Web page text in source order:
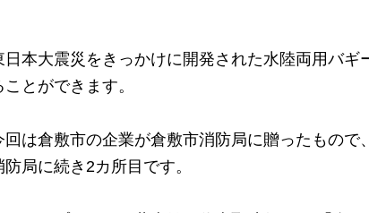
本大震災をきっかけに開発された水陸両用バギ
ことができます。
は倉敷市の企業が倉敷市消防局に贈ったもので
防局に続き2カ所目です。